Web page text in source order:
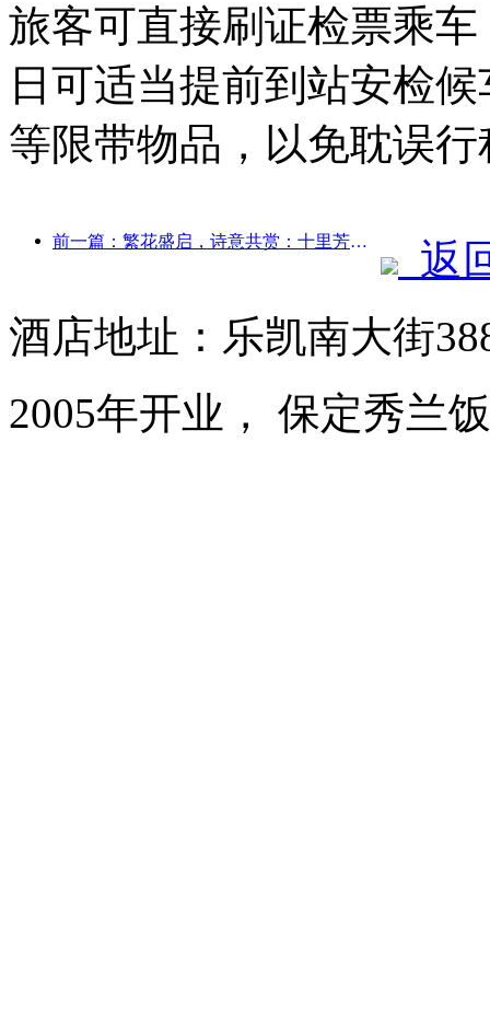
旅客可直接刷证检票乘
日可适当提前到站安检
等限带物品，以免耽误行
前一篇：繁花盛启，诗意共赏：十里芳菲花神节盛大启幕！
返
酒店地址：乐凯南大街
2005年开业， 保定秀